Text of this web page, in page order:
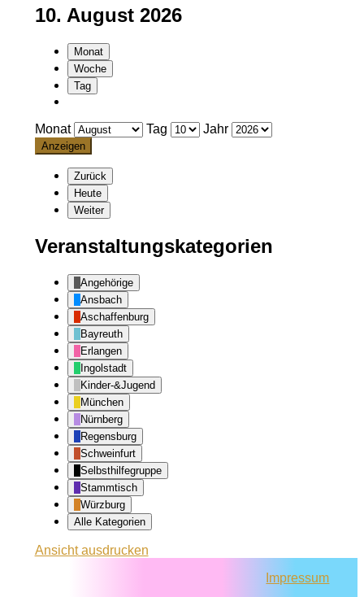
10. August 2026
Monat
Woche
Tag
Monat Tag Jahr
Zurück
Heute
Weiter
Veranstaltungskategorien
Angehörige
Ansbach
Aschaffenburg
Bayreuth
Erlangen
Ingolstadt
Kinder-&Jugend
München
Nürnberg
Regensburg
Schweinfurt
Selbsthilfegruppe
Stammtisch
Würzburg
Alle Kategorien
Ansichtausdrucken
Impressum